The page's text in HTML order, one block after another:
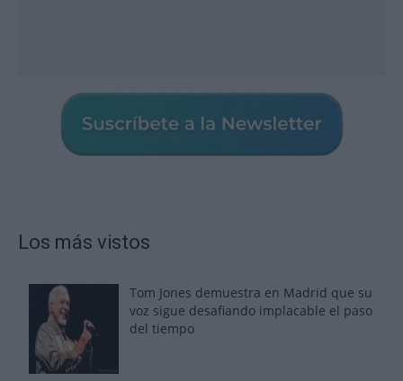
Los más vistos
Tom Jones demuestra en Madrid que su
voz sigue desafiando implacable el paso
del tiempo